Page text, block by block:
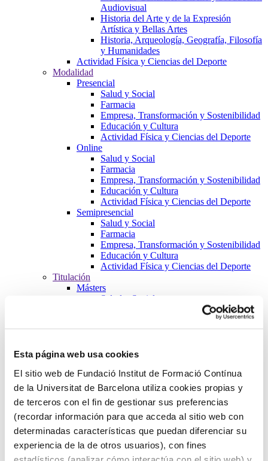
Esta página web usa cookies
El sitio web de Fundació Institut de Formació Contínua
de la Universitat de Barcelona utiliza cookies propias y
de terceros con el fin de gestionar sus preferencias
(recordar información para que acceda al sitio web con
determinadas características que puedan diferenciar su
experiencia de la de otros usuarios), con fines
Audiovisual
Historia del Arte y de la Expresión
Artística y Bellas Artes
Historia, Arqueología, Geografía, Filosofía
y Humanidades
Actividad Física y Ciencias del Deporte
Modalidad
Presencial
Salud y Social
Farmacia
Empresa, Transformación y Sostenibilidad
Educación y Cultura
Actividad Física y Ciencias del Deporte
Online
Salud y Social
Farmacia
Empresa, Transformación y Sostenibilidad
Educación y Cultura
Actividad Física y Ciencias del Deporte
Semipresencial
Salud y Social
Farmacia
Empresa, Transformación y Sostenibilidad
Educación y Cultura
Actividad Física y Ciencias del Deporte
Titulación
Másters
Salud y Social
Empresa, Transformación y Sostenibilidad
Educación y Cultura
Formación de Postgrados
Farmacia
Empresa, Transformación y Sostenibilidad
Actividad Física y Ciencias del Deporte
Cursos
Salud y Social
Empresa, Transformación y Sostenibilidad